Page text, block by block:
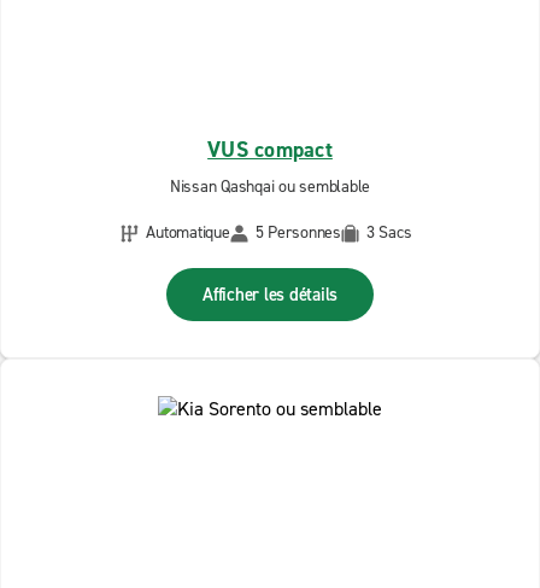
VUS compact
Nissan Qashqai ou semblable
Automatique
5 Personnes 3 Sacs
Afficher les détails